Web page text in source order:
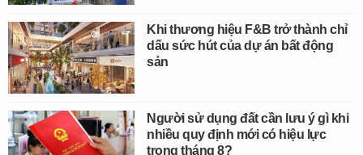
Khi thương hiệu F&B trở thành chỉ
dấu sức hút của dự án bất động
sản
Người sử dụng đất cần lưu ý gì khi
nhiều quy định mới có hiệu lực
trong tháng 8?